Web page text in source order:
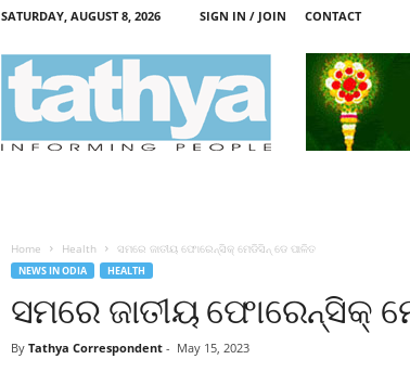
SATURDAY, AUGUST 8, 2026 SIGN IN / JOIN CONTACT
Home Health ସମରେ ଜାତୀୟ ଫୋରେନ୍‌ସିକ୍ ମେଡିସିନ୍ ଡେ ପାଳିତ
NEWS IN ODIA HEALTH
ସମରେ ଜାତୀୟ ଫୋରେନ୍‌ସିକ୍
By Tathya Correspondent- May 15, 2023